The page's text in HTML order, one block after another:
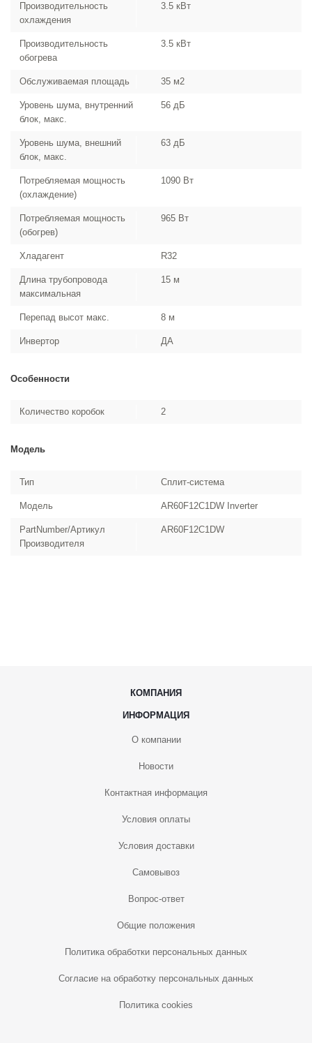
Производительность
охлаждения
3.5 кВт
Производительность
обогрева
3.5 кВт
Обслуживаемая площадь 35 м2
Уровень шума, внутренний
блок, макс.
56 дБ
Уровень шума, внешний
блок, макс.
63 дБ
Потребляемая мощность
(охлаждение)
1090 Вт
Потребляемая мощность
(обогрев)
965 Вт
Хладагент R32
Длина трубопровода
максимальная
15 м
Перепад высот макс. 8 м
Инвертор ДА
Особенности
Количество коробок 2
Модель
Тип Сплит-система
Модель AR60F12C1DW Inverter
PartNumber/Артикул
Производителя
AR60F12C1DW
КОМПАНИЯ
ИНФОРМАЦИЯ
О компании
Новости
Контактная информация
Условия оплаты
Условия доставки
Самовывоз
Вопрос-ответ
Общие положения
Политика обработки персональных данных
Согласие на обработку персональных данных
Политика cookies